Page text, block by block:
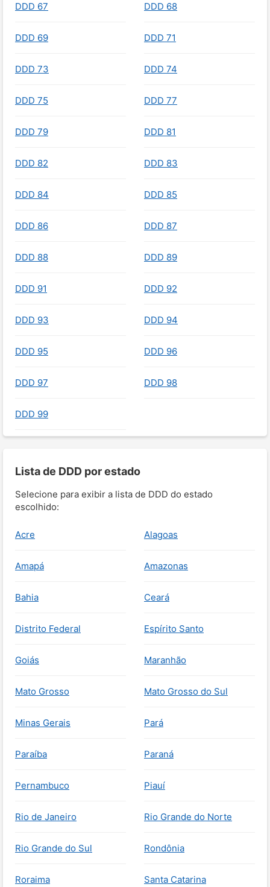
DDD 67 DDD 68
DDD 69 DDD 71
DDD 73 DDD 74
DDD 75 DDD 77
DDD 79 DDD 81
DDD 82 DDD 83
DDD 84 DDD 85
DDD 86 DDD 87
DDD 88 DDD 89
DDD 91 DDD 92
DDD 93 DDD 94
DDD 95 DDD 96
DDD 97 DDD 98
DDD 99
Lista de DDD por estado
Selecione para exibir a lista de DDD do estado
escolhido:
Acre Alagoas
Amapá Amazonas
Bahia Ceará
Distrito Federal Espírito Santo
Goiás Maranhão
Mato Grosso Mato Grosso do Sul
Minas Gerais Pará
Paraíba Paraná
Pernambuco Piauí
Rio de Janeiro Rio Grande do Norte
Rio Grande do Sul Rondônia
Roraima Santa Catarina